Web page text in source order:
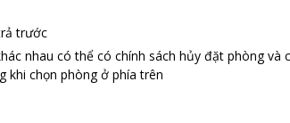
trước
nhau có thể có chính sách hủy đặt phòng và
khi chọn phòng ở phía trên